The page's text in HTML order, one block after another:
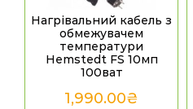
Нагрівальний кабель з
обмежувачем
температури
Hemstedt FS 10мп
100ват
1,990.00₴